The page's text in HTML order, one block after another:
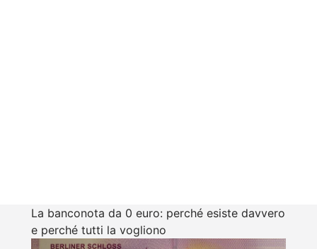
La banconota da 0 euro: perché esiste davvero
e perché tutti la vogliono